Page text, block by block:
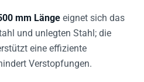
mm Länge eignet sich das
und unlegten Stahl; die
eine effiziente
Verstopfungen.